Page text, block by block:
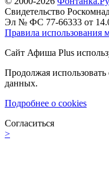
Свидетельство
Эл № ФС 77-66333 от
Правила использования
Сайт Афиша Plus
Продолжая использовать
данных.
Подробнее о cookies
Согласиться
>